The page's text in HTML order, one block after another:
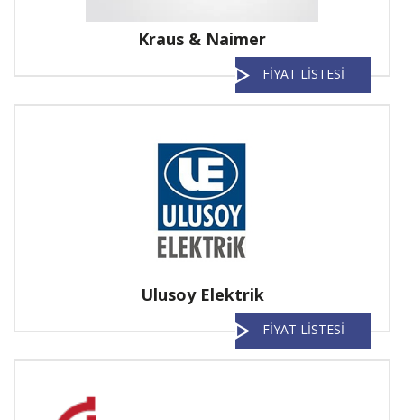
Kraus & Naimer
FİYAT LİSTESİ
Ulusoy Elektrik
FİYAT LİSTESİ